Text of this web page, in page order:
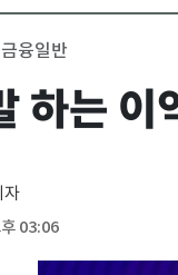
금융일반
하는 이
자
03:06